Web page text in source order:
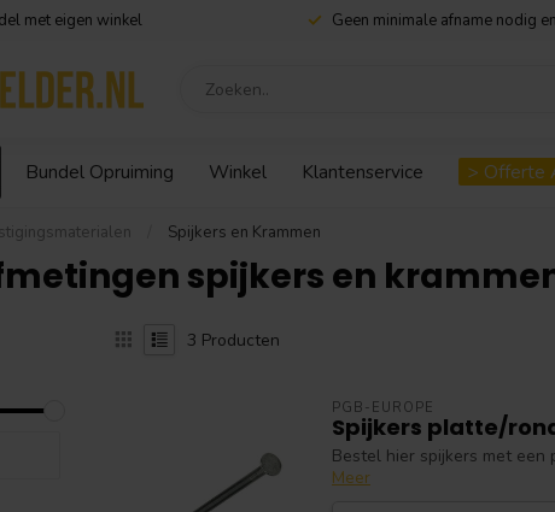
met eigen winkel Geen minimale afname nodig en
Bundel Opruiming Winkel Klantenservice > Offerte
Spijkers en Krammen
spijkers en
3 Producten
PGB-EUROPE
Spijkers platte/
Bestel hier spijkers met een
Meer